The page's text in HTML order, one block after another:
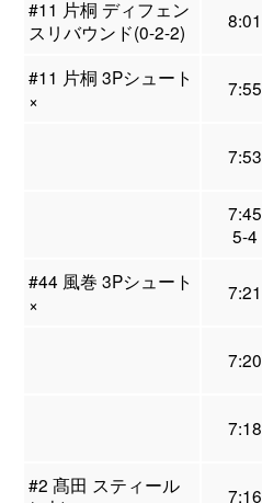
#11 片桐 ディフェン
スリバウンド(0-2-2)
8:01
#11 片桐 3Pシュート
×
7:55
7:53
7:45
5-4
#44 風巻 3Pシュート
×
7:21
7:20
7:18
#2 髙田 スティール
7:16